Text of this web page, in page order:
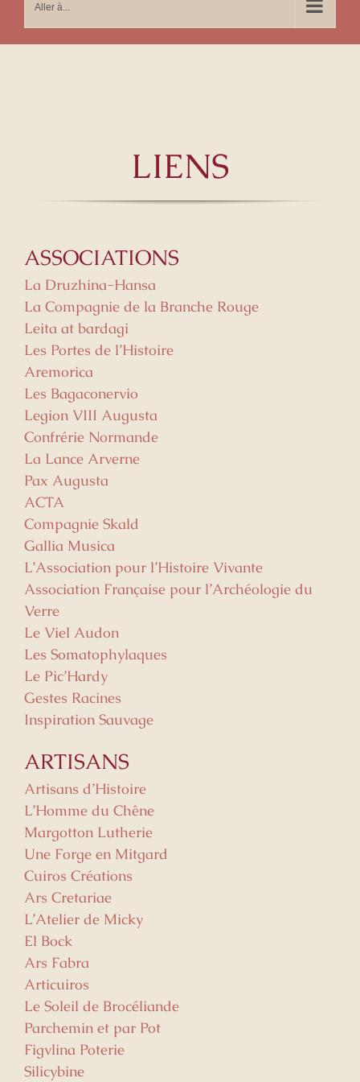
Aller à...
LIENS
ASSOCIATIONS
La Druzhina-Hansa
La Compagnie de la Branche Rouge
Leita at bardagi
Les Portes de l’Histoire
Aremorica
Les Bagaconervio
Legion VIII Augusta
Confrérie Normande
La Lance Arverne
Pax Augusta
ACTA
Compagnie Skald
Gallia Musica
L’Association pour l’Histoire Vivante
Association Française pour l’Archéologie du
Verre
Le Viel Audon
Les Somatophylaques
Le Pic’Hardy
Gestes Racines
Inspiration Sauvage
ARTISANS
Artisans d’Histoire
L’Homme du Chêne
Margotton Lutherie
Une Forge en Mitgard
Cuiros Créations
Ars Cretariae
L’Atelier de Micky
El Bock
Ars Fabra
Articuiros
Le Soleil de Brocéliande
Parchemin et par Pot
Figvlina Poterie
Silicybine